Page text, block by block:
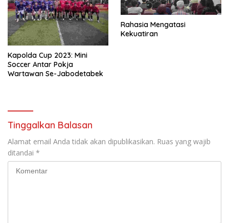
Kapolda Cup 2023: Mini
Soccer Antar Pokja
Wartawan Se-Jabodetabek
Rahasia Mengatasi
Kekuatiran
Tinggalkan Balasan
Alamat email Anda tidak akan dipublikasikan. Ruas yang wajib
ditandai *